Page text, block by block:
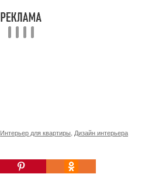
Интерьер для квартиры Дизайн интерьера